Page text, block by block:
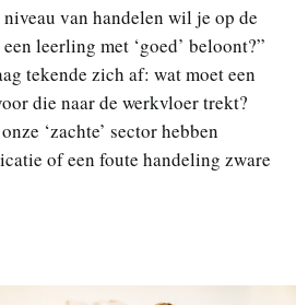
van handelen wil je op de
leerling met ‘goed’ beloont?”
tekende zich af: wat moet een
die naar de werkvloer trekt?
‘zachte’ sector hebben
of een foute handeling zware